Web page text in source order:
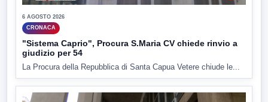
6 AGOSTO 2026
CRONACA
"Sistema Caprio", Procura S.Maria CV chiede rinvio a
giudizio per 54
La Procura della Repubblica di Santa Capua Vetere chiude le...